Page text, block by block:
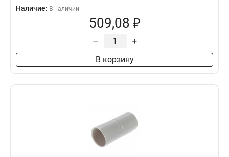
Наличие: В наличии
509,08 ₽
– +
В корзину